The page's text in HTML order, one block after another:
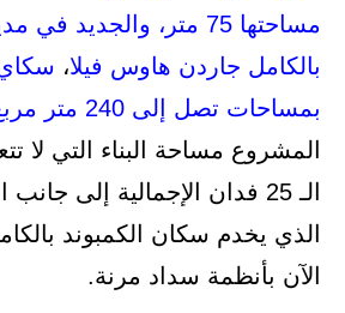
مساحتها 75 متر، والجديد في
بالكامل جاردن هاوس فيلا، سكاي
بمساحات تصل إلى 240 متر مربع
الـ 25 فدان الإجمالية إلى
الذي يخدم سكان الكمبوند
الآن بأنظمة سداد مرنة.